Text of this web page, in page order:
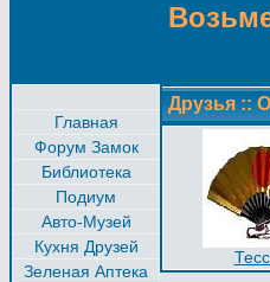
Главная
Форум Замок
Библиотека
Подиум
Авто-Музей
Кухня Друзей
Зеленая Аптека
Друзья ::